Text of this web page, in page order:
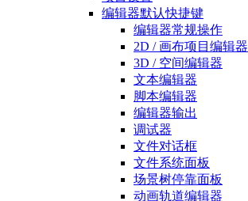
编辑器默认快捷键
编辑器常规操作
2D / 画布项目编辑器
3D / 空间编辑器
文本编辑器
脚本编辑器
编辑器输出
调试器
文件对话框
文件系统面板
场景树停靠面板
动画轨道编辑器